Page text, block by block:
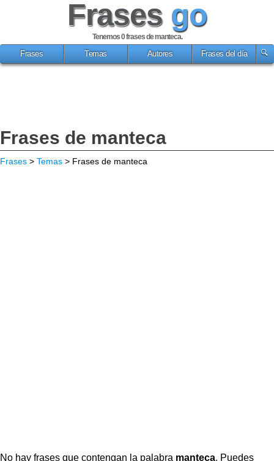
Frases go
Tenemos 0frases de manteca.
Frases
Temas Autores Frases del día
Frases de manteca
Frases > Temas > Frases de manteca
No hay frases que contengan la palabra manteca. Puedes